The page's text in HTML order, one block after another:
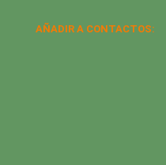
AÑADIR A CONTACTOS: